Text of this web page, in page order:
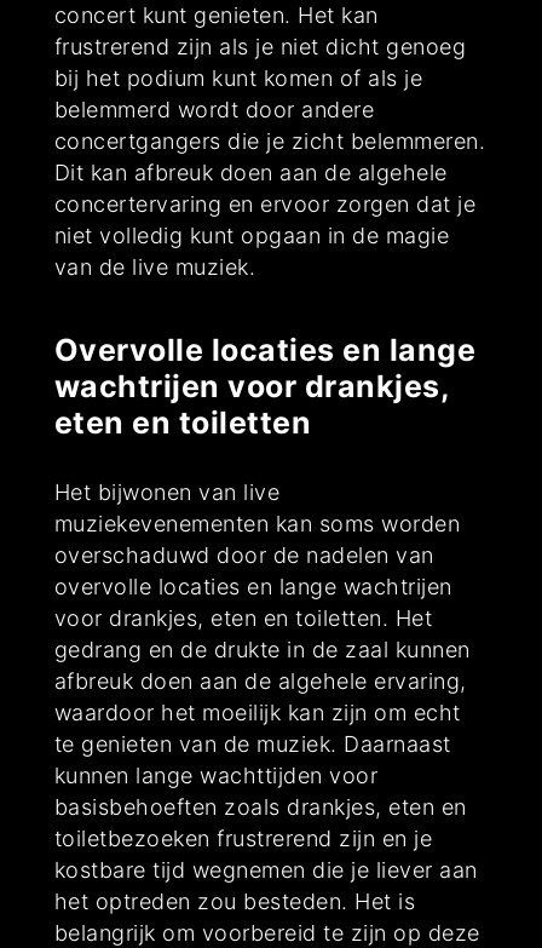
concert kunt genieten. Het kan
frustrerend zijn als je niet dicht genoeg
bij het podium kunt komen of als je
belemmerd wordt door andere
concertgangers die je zicht belemmeren.
Dit kan afbreuk doen aan de algehele
concertervaring en ervoor zorgen dat je
niet volledig kunt opgaan in de magie
van de live muziek.
Overvolle locaties en lange
wachtrijen voor drankjes,
eten en toiletten
Het bijwonen van live
muziekevenementen kan soms worden
overschaduwd door de nadelen van
overvolle locaties en lange wachtrijen
voor drankjes, eten en toiletten. Het
gedrang en de drukte in de zaal kunnen
afbreuk doen aan de algehele ervaring,
waardoor het moeilijk kan zijn om echt
te genieten van de muziek. Daarnaast
kunnen lange wachttijden voor
basisbehoeften zoals drankjes, eten en
toiletbezoeken frustrerend zijn en je
kostbare tijd wegnemen die je liever aan
het optreden zou besteden. Het is
belangrijk om voorbereid te zijn op deze